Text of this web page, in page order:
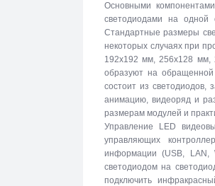
Основными
светодиодами на одной
Стандартные размеры
некоторых случаях при
192х192 мм, 256х128 мм,
образуют на обращенной
состоит из
анимацию, видеоряд и
размерам модулей и
Управление LED
управляющих
информации (USB, LAN,
светодиодом на
подключить